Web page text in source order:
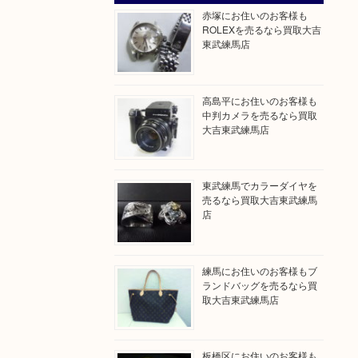
赤塚にお住いのお客様も
ROLEXを売るなら買取大吉
東武練馬店
高島平にお住いのお客様も
中判カメラを売るなら買取
大吉東武練馬店
東武練馬でカラーダイヤを
売るなら買取大吉東武練馬
店
練馬にお住いのお客様もブ
ランドバッグを売るなら買
取大吉東武練馬店